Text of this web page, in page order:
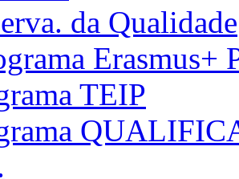
da Qualidade
TEIP